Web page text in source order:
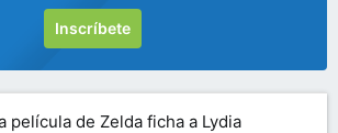
Inscríbete
película de Zelda ficha a Lydia